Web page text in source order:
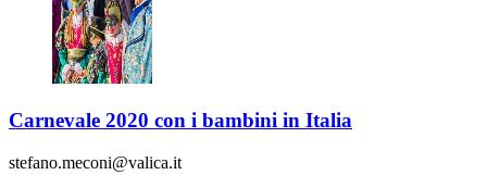
Carnevale 2020 con i bambini in Italia
stefano.meconi@valica.it